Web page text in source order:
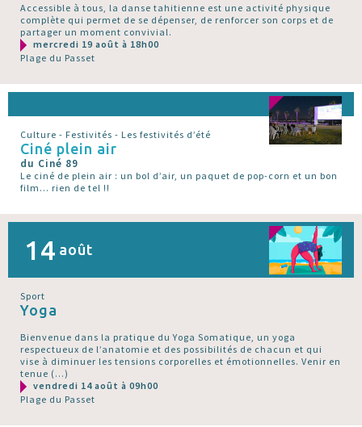
Accessible à tous, la danse tahitienne est une activité physique
complète qui permet de se dépenser, de renforcer son corps et de
partager un moment convivial.
mercredi 19 août à 18h00
Plage du Passet
Culture - Festivités - Les festivités d’été
Ciné plein air
du Ciné 89
Le ciné de plein air : un bol d’air, un paquet de pop-corn et un bon
film... rien de tel !!
14 août
Sport
Yoga
Bienvenue dans la pratique du Yoga Somatique, un yoga
respectueux de l’anatomie et des possibilités de chacun et qui
vise à diminuer les tensions corporelles et émotionnelles. Venir en
tenue (…)
vendredi 14 août à 09h00
Plage du Passet